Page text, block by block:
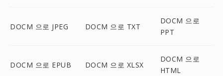
DOCM 으로 JPEG DOCM 으로 TXT
DOCM 으로
PPT
DOCM 으로 EPUB DOCM 으로 XLSX
DOCM 으로
HTML